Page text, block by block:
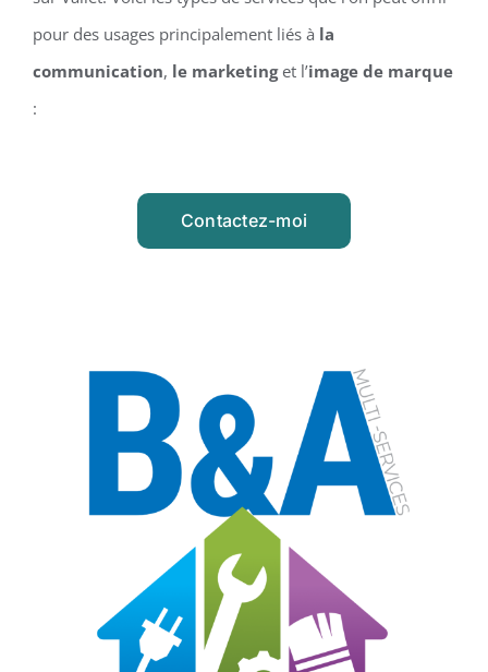
pour des usages principalement liés à la
communication, le marketinget l’image de marque
:
Contactez-moi